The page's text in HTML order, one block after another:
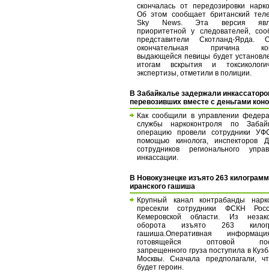
скончалась от передозировки
Об этом сообщает британский
Sky News. Эта версия
приоритетной у следователей,
представители Скотланд-Ярда.
окончательная причина
выдающейся певицы будет
итогам вскрытия и
экспертизы, отметили в полиции.
В Забайкалье задержали
перевозивших вместе с деньгами
Как сообщили в управлении
службы наркоконтроля по
операцию провели сотрудники
помощью кинолога, инспекторов
сотрудников регионального
инкассации.
В Новокузнецке изъято 263
иранского гашиша
Крупный канал контрабанды
пресекли сотрудники ФСКН
Кемеровской области. Из
оборота изъято 263
гашиша.Оперативная
готовящейся оптовой
запрещенного груза поступила в
Москвы. Сначала предполагали,
будет героин.